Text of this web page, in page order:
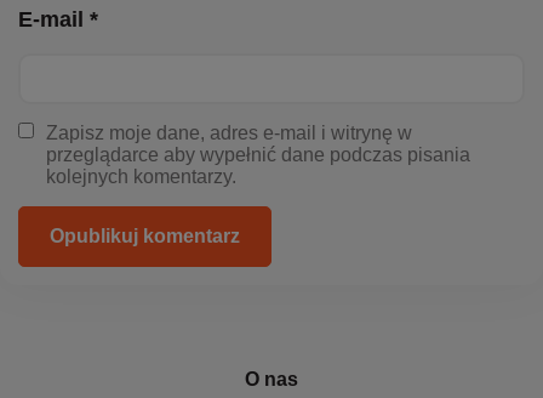
E-mail *
Zapisz moje dane, adres e-mail i witrynę w
przeglądarce aby wypełnić dane podczas pisania
kolejnych komentarzy.
Opublikuj komentarz
O nas